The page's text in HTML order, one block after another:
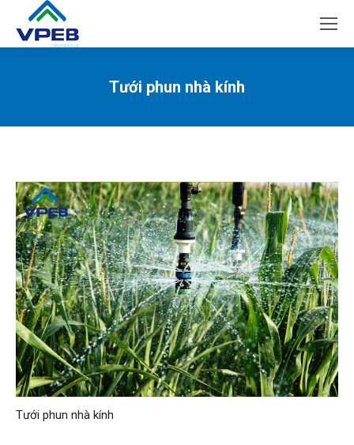
Tưới phun nhà kính
Tưới phun nhà kính